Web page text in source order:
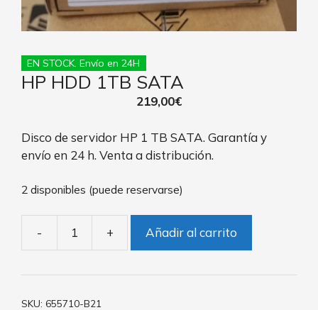
EN STOCK. Envío en 24H
HP HDD 1TB SATA
219,00€
Disco de servidor HP 1 TB SATA. Garantía y
envío en 24 h. Venta a distribución.
2 disponibles (puede reservarse)
- + Añadir al carrito
SKU: 655710-B21